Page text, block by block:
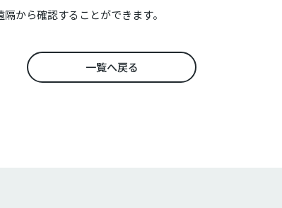
から確認することができます。
一覧へ戻る